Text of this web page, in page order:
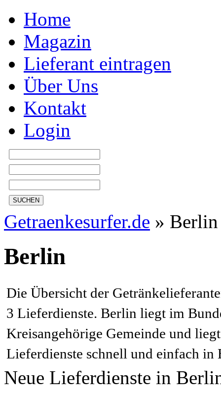
Home
Magazin
Lieferant eintragen
Über Uns
Kontakt
Login
SUCHEN
Getraenkesurfer.de »
Berlin
Die Übersicht der
3 Lieferdienste. Berlin liegt im
Kreisangehörige Gemeinde und
Lieferdienste schnell und einfach
Neue Lieferdienste in